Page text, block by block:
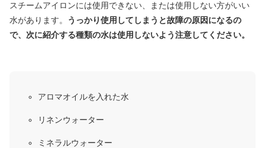
スチームアイロンには使用できない、または使用しない方がいい
水があります。
うっかり使用してしまうと故障の原因になるの
で、次に紹介する種類の水は使用しないよう注意してください。
アロマオイルを入れた水
リネンウォーター
ミネラルウォーター